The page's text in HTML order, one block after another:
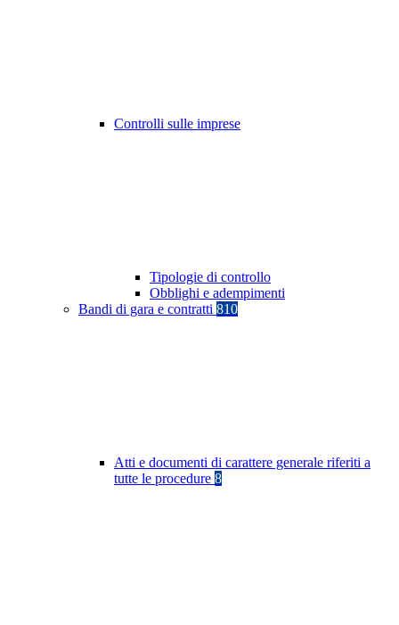
Controlli sulle imprese
Tipologie di controllo
Obblighi e adempimenti
Bandi di gara e contratti 810
Atti e documenti di carattere generale riferiti a
tutte le procedure 8